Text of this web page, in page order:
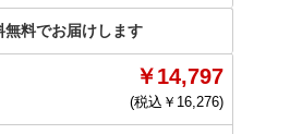
無料でお届けします
￥14,797
(税込￥ 16,276)